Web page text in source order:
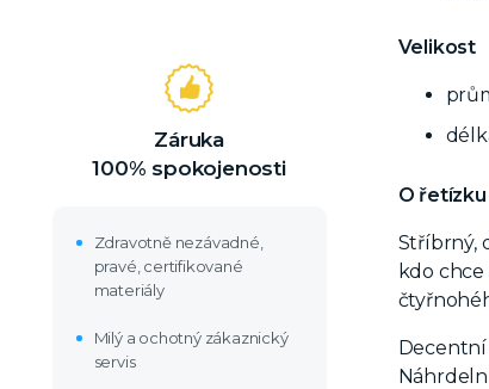
Záruka
100% spokojenosti
Zdravotně nezávadné,
pravé, certifikované
materiály
Milý a ochotný zákaznický
servis
Velikost
O
Stříbrný,
kdo
Decentní